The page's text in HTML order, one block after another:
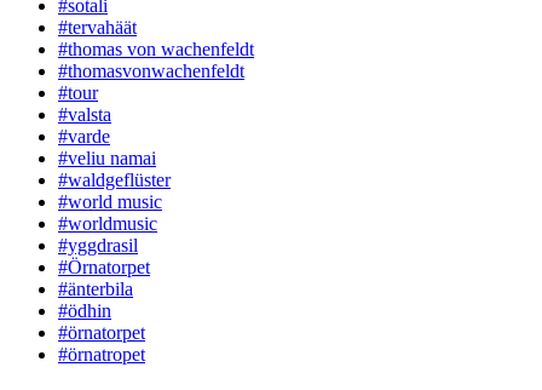
#sotali
#tervahäät
#thomas von wachenfeldt
#thomasvonwachenfeldt
#tour
#valsta
#varde
#veliu namai
#waldgeflüster
#world music
#worldmusic
#yggdrasil
#Örnatorpet
#änterbila
#ödhin
#örnatorpet
#örnatropet